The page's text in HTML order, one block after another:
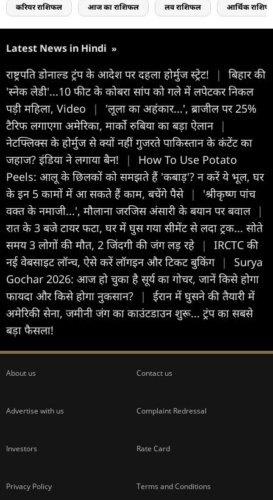
करियर राशिफल आज का राशिफल लव राशिफल आर्थिक
Latest News in Hindi »
राष्ट्रपति डोनाल्ड ट्रंप के आदेश पर दहला होर्मुज स्ट्रेट! |
बिहार की
'स्नेक लेडी'...10 फीट के कोबरा सांप को गले में लपेटकर निकल
पड़ी महिला, Video
|
'लूला का अहंकार...', ब्राजील पर 25%
टैरिफ लगाएगा अमेरिका, मार्को रुबिया का बड़ा ऐलान |
नेटफ्ल‍िक्स के होर्मुज से क्यों नहीं गुजरते पाकिस्तान के कंटेंट का
जहाज? इंड‍िया ने लगाया बैन!
|
How To Use Potato
Peels: आलू के छिलकों को समझते हैं 'कबाड़'? न करें ये भूल, घर
के इन 5 कामों में आ सकते हैं काम, बचेंगे पैसे |
'श्रीकृष्ण पांच
वक्त के नमाजी...', मौलाना जरजिस अंसारी के बयान पर बवाल |
रात के 3 बजे टायर फटा, घर में घुस गया सीमेंट से लदा ट्रक... सोते
समय 3 लोगों की मौत, 2 जिंदगी की जंग लड़ रहे
|
IRCTC की
नई वेबसाइट लॉन्च, ऐसे करें लॉगइन और टिकट बुकिंग |
Surya
Gochar 2026: आज हो चुका है सूर्य का गोचर, जानें किसे होगा
फायदा और किसे होगा नुकसान?
|
ईरान में घुसने की तैयारी में
अमेरिकी सेना, जमीनी जंग का काउंटडाउन शुरू... ट्रंप का सबसे
बड़ा फैसला!
About us Contact us
Advertise with us Complaint Redressal
Investors Rate Card
Privacy Policy Terms and Conditions